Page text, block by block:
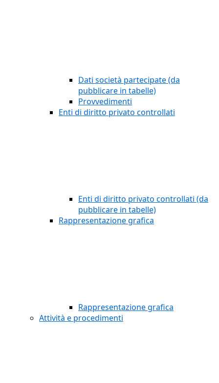
Dati società partecipate (da
pubblicare in tabelle)
Provvedimenti
Enti di diritto privato controllati
Enti di diritto privato controllati (da
pubblicare in tabelle)
Rappresentazione grafica
Rappresentazione grafica
Attività e procedimenti